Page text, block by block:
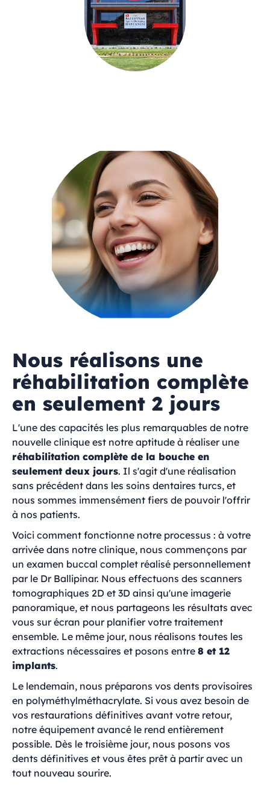
Nous réalisons une
réhabilitation complète
en seulement 2 jours
L'une des capacités les plus remarquables de notre
nouvelle clinique est notre aptitude à réaliser une
réhabilitation complète de la bouche en
seulement deux jours. Il s'agit d'une réalisation
sans précédent dans les soins dentaires turcs, et
nous sommes immensément fiers de pouvoir l'offrir
à nos patients.
Voici comment fonctionne notre processus : à votre
arrivée dans notre clinique, nous commençons par
un examen buccal complet réalisé personnellement
par le Dr Ballipinar. Nous effectuons des scanners
tomographiques 2D et 3D ainsi qu'une imagerie
panoramique, et nous partageons les résultats avec
vous sur écran pour planifier votre traitement
ensemble. Le même jour, nous réalisons toutes les
extractions nécessaires et posons entre 8 et 12
implants.
Le lendemain, nous préparons vos dents provisoires
en polyméthylméthacrylate. Si vous avez besoin de
vos restaurations définitives avant votre retour,
notre équipement avancé le rend entièrement
possible. Dès le troisième jour, nous posons vos
dents définitives et vous êtes prêt à partir avec un
tout nouveau sourire.